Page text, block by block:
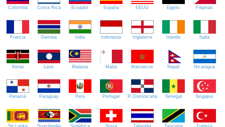
Colombia Costa Rica Ecuador España EEUU Egipto Filipinas
Francia Gambia India Indonesia Inglaterra Irlanda Italia
Kenia Laos Malasia Malta Marruecos Nepal Nicaragua
Panamá Paraguay Perú Portugal R.Dominicana Senegal Singapur
Sri Lanka Suazilandia Sudáfrica Suiza Tailandia Tanzania Turquía